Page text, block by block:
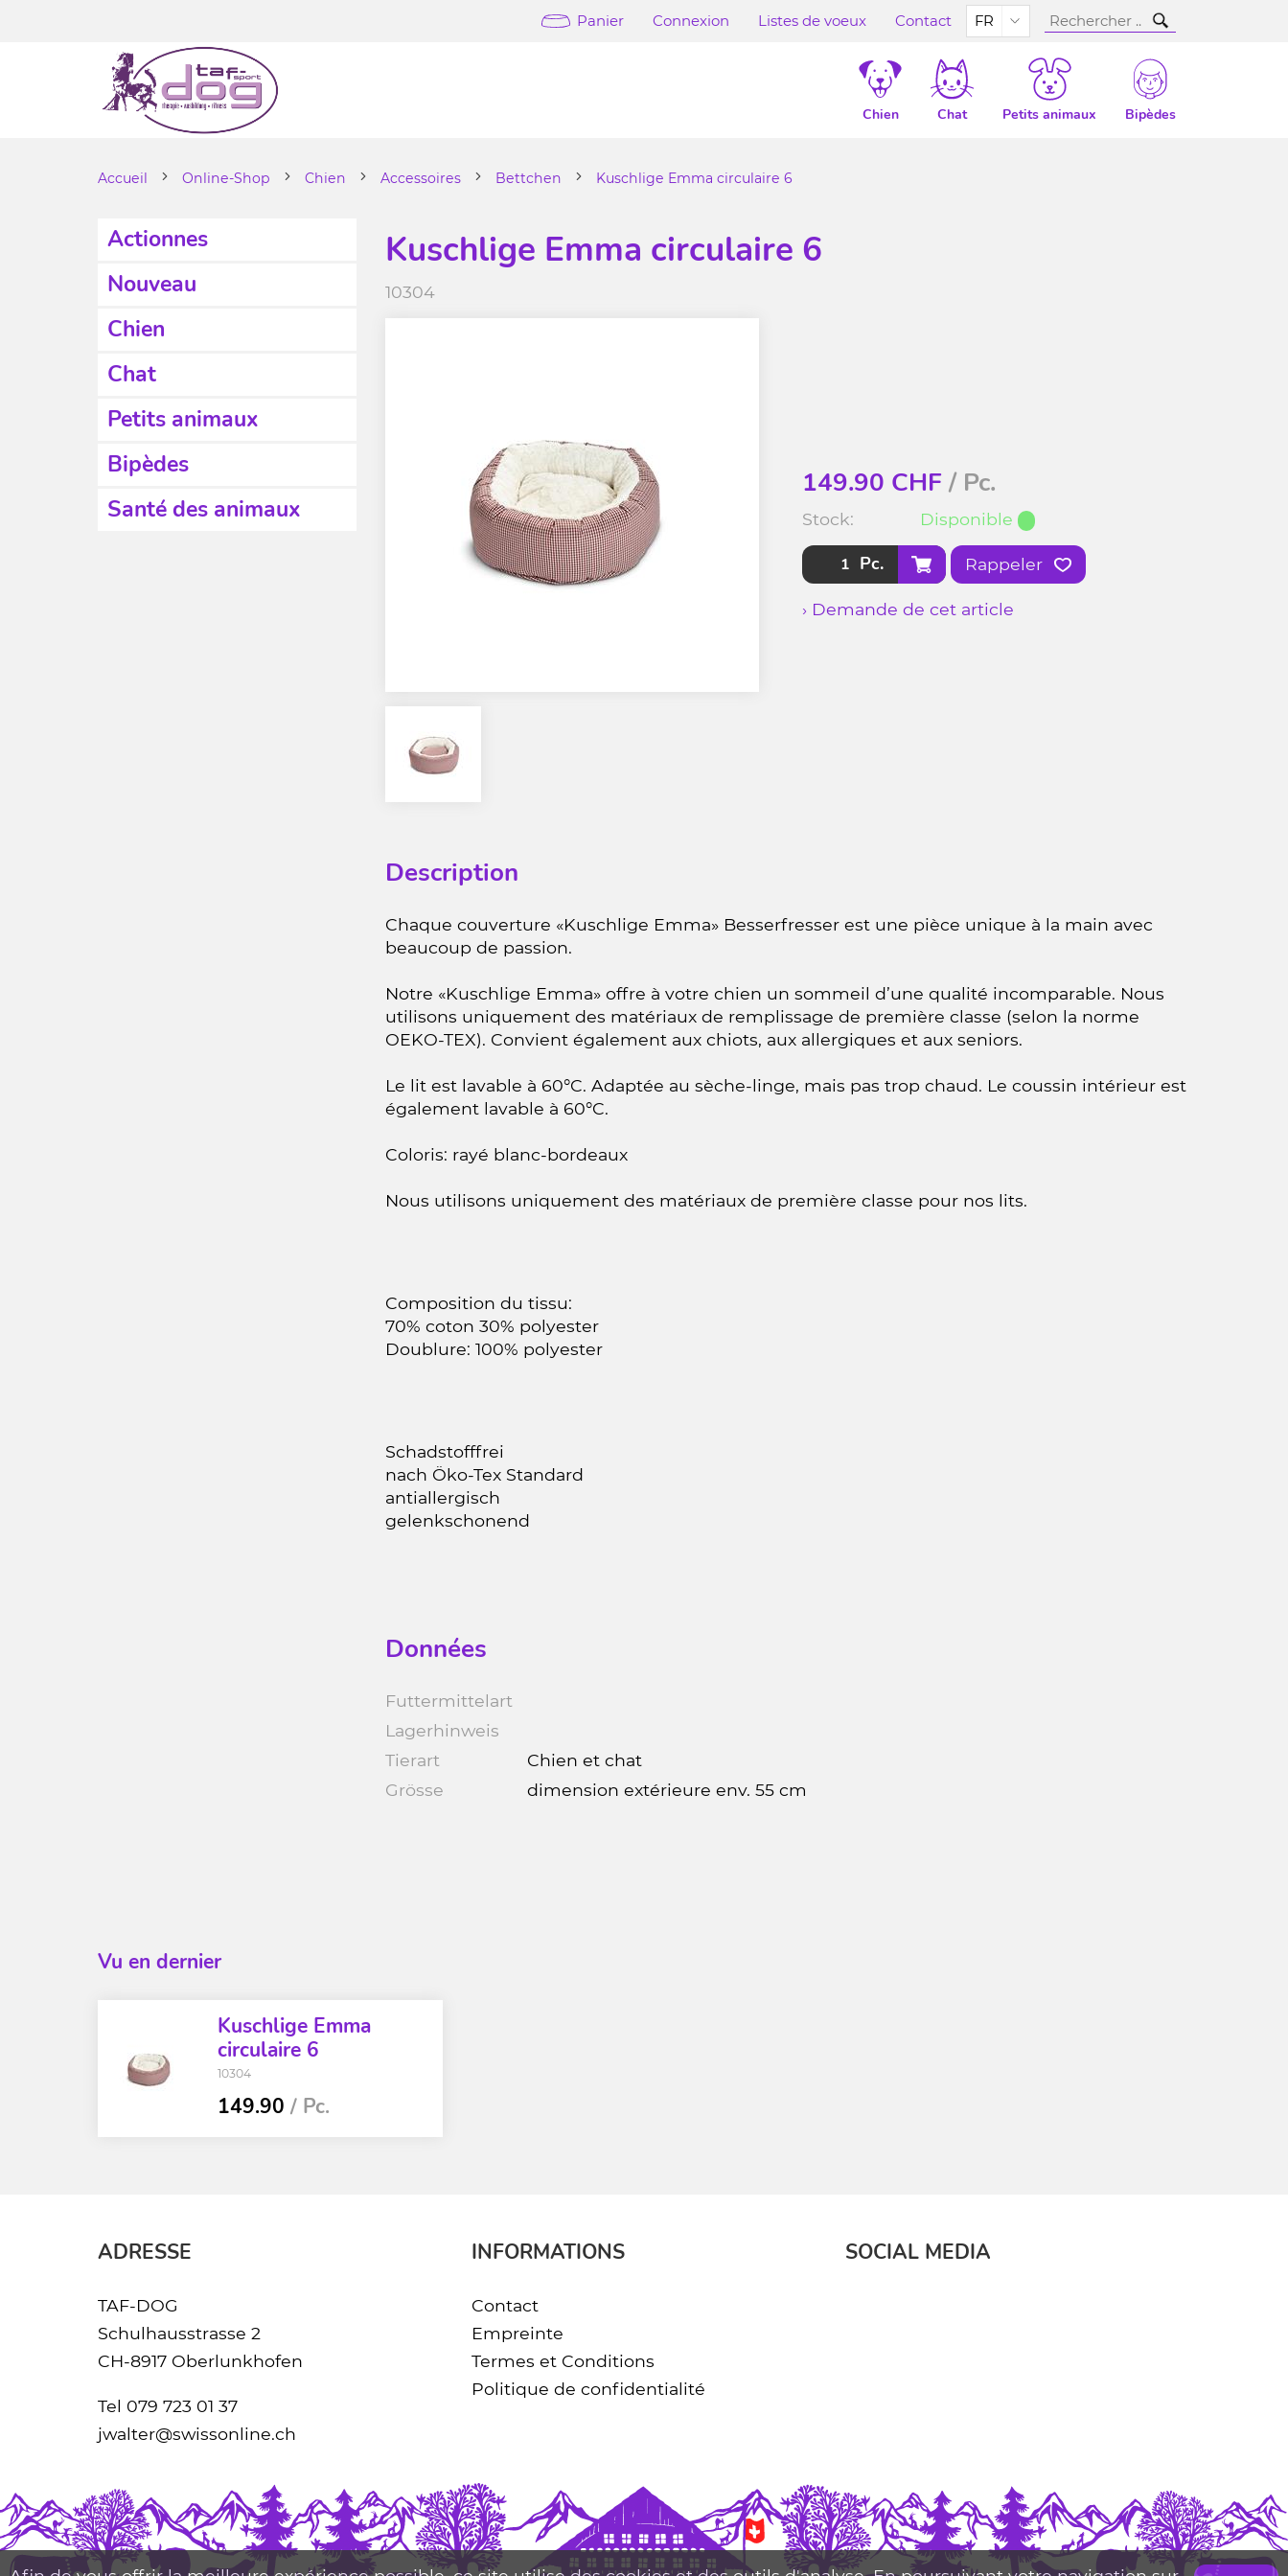
Panier Connexion Listes de voeux Contact FR
Chien Chat Petits animaux Bipèdes
Accueil Online-Shop Chien Accessoires Bettchen Kuschlige Emma circulaire 6
Actionnes
Nouveau
Chien
Chat
Petits animaux
Bipèdes
Santé des animaux
Kuschlige Emma circulaire 6
10304
149.90 CHF/ Pc.
Stock: Disponible
Pc. Rappeler
› Demande de cet article
Description
Chaque couverture «Kuschlige Emma» Besserfresser est une pièce unique à la main avec
beaucoup de passion.
Notre «Kuschlige Emma» offre à votre chien un sommeil d’une qualité incomparable. Nous
utilisons uniquement des matériaux de remplissage de première classe (selon la norme
OEKO-TEX). Convient également aux chiots, aux allergiques et aux seniors.
Le lit est lavable à 60°C. Adaptée au sèche-linge, mais pas trop chaud. Le coussin intérieur est
également lavable à 60°C.
Coloris: rayé blanc-bordeaux
Nous utilisons uniquement des matériaux de première classe pour nos lits.
Composition du tissu:
70% coton 30% polyester
Doublure: 100% polyester
Schadstofffrei
nach Öko-Tex Standard
antiallergisch
gelenkschonend
Données
Futtermittelart
Lagerhinweis
Tierart
Chien et chat
Grösse
dimension extérieure env. 55 cm
Vu en dernier
Kuschlige Emma
circulaire 6
10304
149.90 / Pc.
ADRESSE
TAF-DOG
Schulhausstrasse 2
CH-8917 Oberlunkhofen
Tel 079 723 01 37
jwalter@swissonline.ch
INFORMATIONS
Contact
Empreinte
Termes et Conditions
Politique de confidentialité
SOCIAL MEDIA